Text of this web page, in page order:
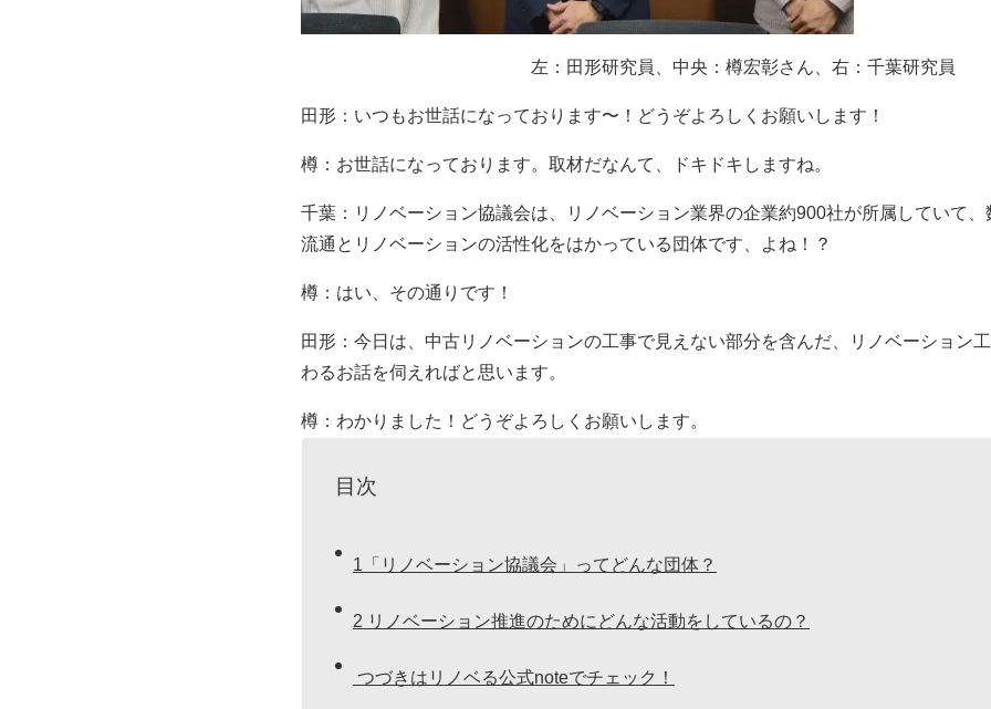
左：田形研究員、中央：樽宏彰さん、右：千葉研究員
田形：いつもお世話になっております〜！どうぞよろしくお願いします！
樽：お世話になっております。取材だなんて、ドキドキしますね。
千葉：リノベーション協議会は、リノベーション業界の企業約900社が所属していて
流通とリノベーションの活性化をはかっている団体です、よね！？
樽：はい、その通りです！
田形：今日は、中古リノベーションの工事で見えない部分を含んだ、リノベーション
わるお話を伺えればと思います。
樽：わかりました！どうぞよろしくお願いします。
目次
1「リノベーション協議会」ってどんな団体？
2 リノベーション推進のためにどんな活動をしているの？
つづきはリノベる公式noteでチェック！